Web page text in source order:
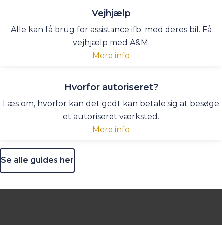
Vejhjælp
Alle kan få brug for assistance ifb. med deres bil. Få
vejhjælp med A&M.
Mere info
Hvorfor autoriseret?
Læs om, hvorfor kan det godt kan betale sig at besøge
et autoriseret værksted.
Mere info
Se alle guides her